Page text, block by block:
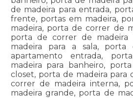
de madeira para entrada,
frente, portas em madeira,
madeira, porta de correr de
porta de correr de madeira
madeira para a sala, porta
apartamento entrada,
madeira para banheiro,
closet, porta de madeira para
correr de madeira interna,
madeira grande, porta de